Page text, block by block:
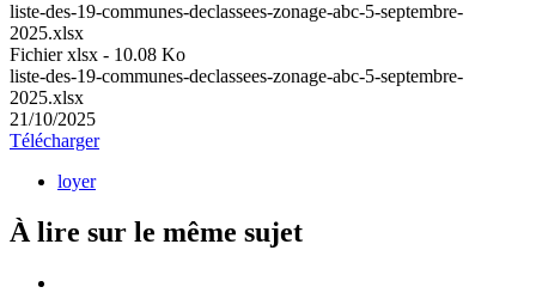
liste-des-19-communes-declassees-zonage-abc-5-septembre-
2025.xlsx
Fichier xlsx - 10.08 Ko
liste-des-19-communes-declassees-zonage-abc-5-septembre-
2025.xlsx
21/10/2025
Télécharger
loyer
À lire sur le même sujet